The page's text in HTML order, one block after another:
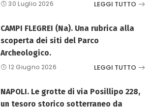
30 Luglio 2026 LEGGI TUTTO
CAMPI FLEGREI (Na). Una rubrica alla
scoperta dei siti del Parco
Archeologico.
12 Giugno 2026 LEGGI TUTTO
NAPOLI. Le grotte di via Posillipo 228,
un tesoro storico sotterraneo da